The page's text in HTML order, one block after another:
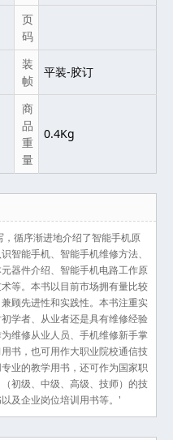
页
码
装
帧
平装-胶订
商
品
重
量
0.4Kg
循序渐进地介绍了智能手机原
智能手机、智能手机维修方法、
器件介绍、智能手机电路工作原
等。本书以目前市场拥有量比较
顾先进性和实践性。本书注重实
学者、从业者还是具有维修经验
维修从业人员、手机维修新手掌
书，也可用作大职业院校通信技
业的教学用书，还可作为国家职
初级、中级、高级、技师）的技
及企业岗位培训用书等。'